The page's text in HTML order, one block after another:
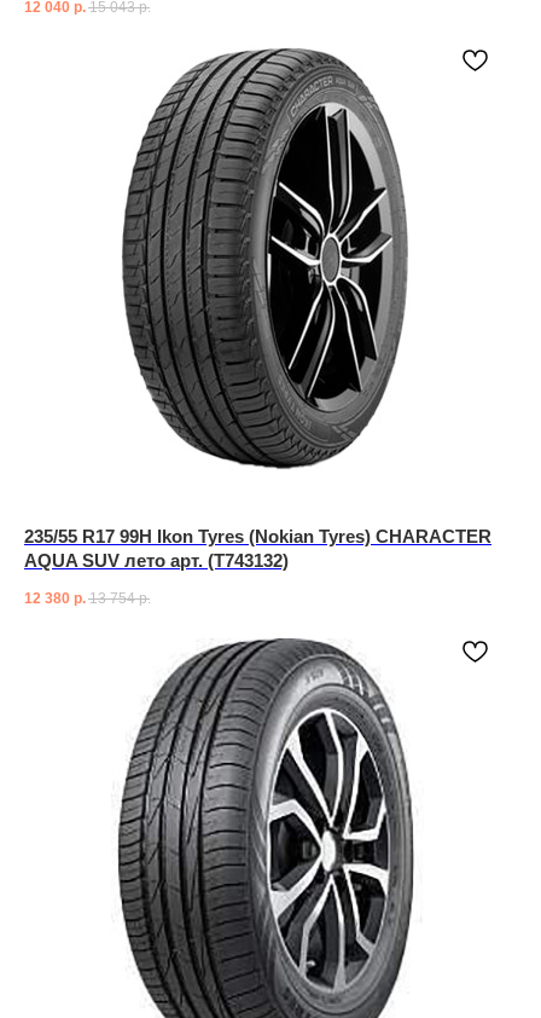
12 040 р. 15 043 р.
235/55 R17 99H Ikon Tyres (Nokian Tyres) CHARACTER
AQUA SUV лето арт. (T743132)
12 380 р. 13 754 р.